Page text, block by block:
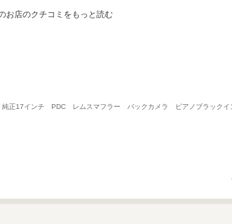
お店のクチコミをもっと読む
17インチ PDC レムスマフラー バックカメラ ピアノブラックイ